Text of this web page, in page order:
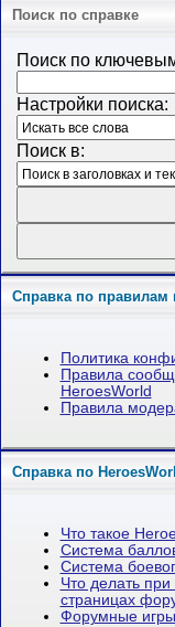
Поиск по справке
Поиск по
Настройки поиска:
Поиск в:
Справка по правилам
Политика
Правила
HeroesWorld
Правила
Справка по
Что такое
Система
Система
Что делать
страницах
Форумные игры